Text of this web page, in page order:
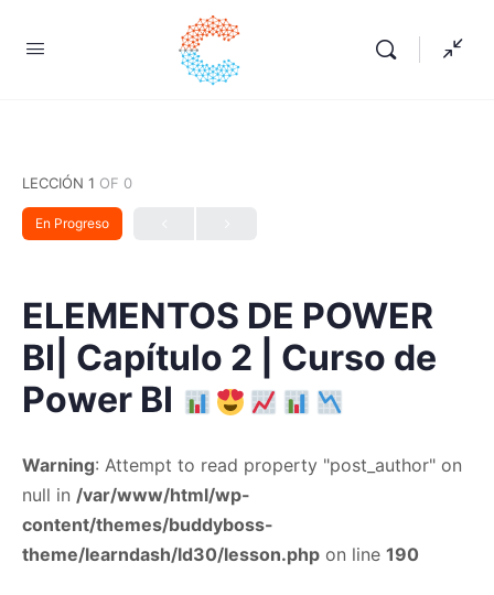
LECCIÓN 1 OF 0
En Progreso
ELEMENTOS DE POWER
BI| Capítulo 2 | Curso de
Power BI
Warning: Attempt to read property "post_author" on
null in /var/www/html/wp-
content/themes/buddyboss-
theme/learndash/ld30/lesson.php on line 190